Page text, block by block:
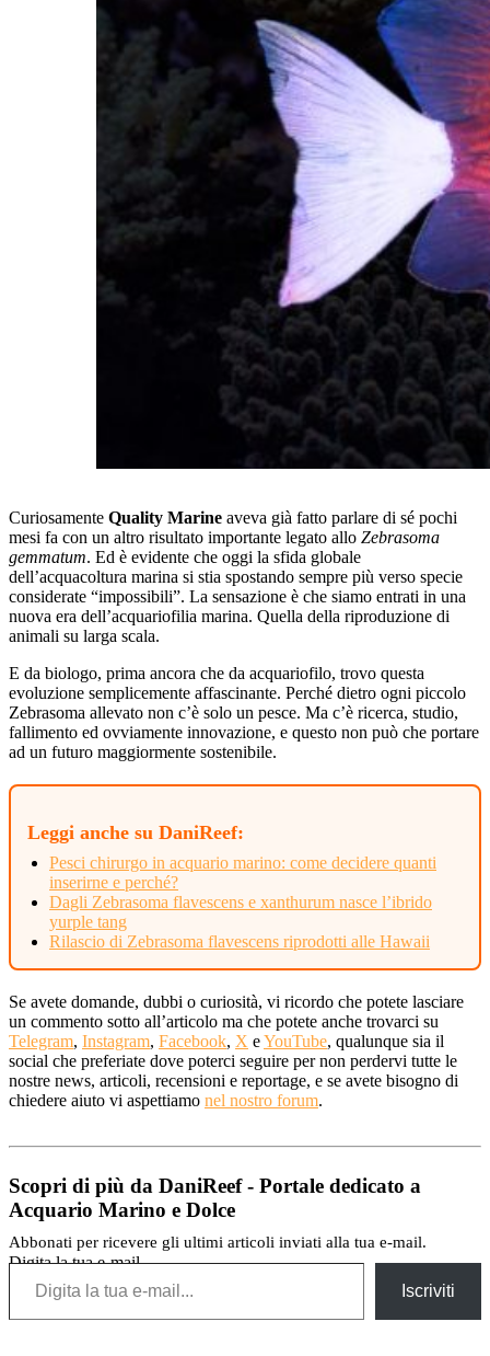
Curiosamente Quality Marine aveva già fatto parlare di sé pochi
mesi fa con un altro risultato importante legato allo Zebrasoma
gemmatum. Ed è evidente che oggi la sfida globale
dell’acquacoltura marina si stia spostando sempre più verso specie
considerate “impossibili”. La sensazione è che siamo entrati in una
nuova era dell’acquariofilia marina. Quella della riproduzione di
animali su larga scala.
E da biologo, prima ancora che da acquariofilo, trovo questa
evoluzione semplicemente affascinante. Perché dietro ogni piccolo
Zebrasoma allevato non c’è solo un pesce. Ma c’è ricerca, studio,
fallimento ed ovviamente innovazione, e questo non può che portare
ad un futuro maggiormente sostenibile.
Leggi anche su DaniReef:
Pesci chirurgo in acquario marino: come decidere quanti
inserirne e perché?
Dagli Zebrasoma flavescens e xanthurum nasce l’ibrido
yurple tang
Rilascio di Zebrasoma flavescens riprodotti alle Hawaii
Se avete domande, dubbi o curiosità, vi ricordo che potete lasciare
un commento sotto all’articolo ma che potete anche trovarci su
Telegram, Instagram, Facebook, X eYouTube, qualunque sia il
social che preferiate dove poterci seguire per non perdervi tutte le
nostre news, articoli, recensioni e reportage, e se avete bisogno di
chiedere aiuto vi aspettiamo nel nostro forum.
Scopri di più da DaniReef - Portale dedicato a
Acquario Marino e Dolce
Abbonati per ricevere gli ultimi articoli inviati alla tua e-mail.
Digita la tua e-mail...
Iscriviti